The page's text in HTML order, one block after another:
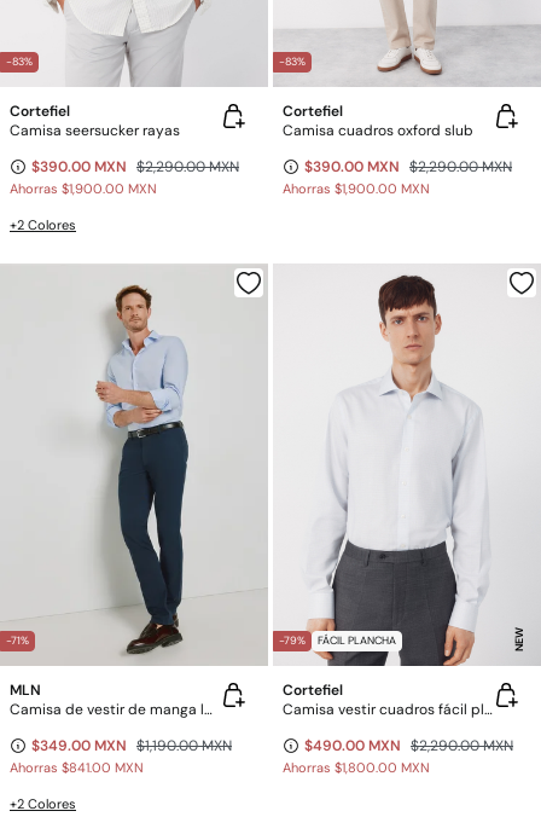
-83%
Cortefiel
Camisa seersucker rayas
$390.00 MXN $2,290.00 MXN
Ahorras $1,900.00 MXN
+2 Colores
-83%
Cortefiel
Camisa cuadros oxford slub
$390.00 MXN $2,290.00 MXN
Ahorras $1,900.00 MXN
-71%
MLN
Camisa de vestir de manga larga
$349.00 MXN $1,190.00 MXN
Ahorras $841.00 MXN
+2 Colores
-79% FÁCIL PLANCHA NEW
Cortefiel
Camisa vestir cuadros fácil plancha
$490.00 MXN $2,290.00 MXN
Ahorras $1,800.00 MXN